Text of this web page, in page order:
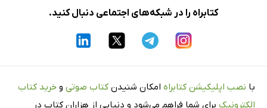
کتابراه را در شبکه‌های اجتماعی دنبال کنید.
با نصب اپلیکیشن کتابراه امکان شنیدن کتاب صوتی و خرید کتاب
الکترونیک برای شما فراهم می‌شود و دنیایی از هزاران کتاب در